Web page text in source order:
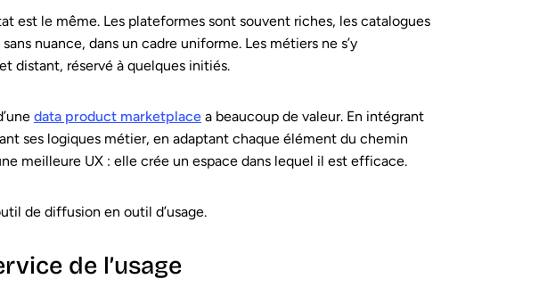
est le même. Les plateformes sont souvent riches, les catalogues
nuance, dans un cadre uniforme. Les métiers ne s’y
distant, réservé à quelques initiés.
data product marketplacea beaucoup de valeur. En intégrant
ses logiques métier, en adaptant chaque élément du chemin
meilleure UX : elle crée un espace dans lequel il est efficace.
de diffusion en outil d’usage.
de l’usage